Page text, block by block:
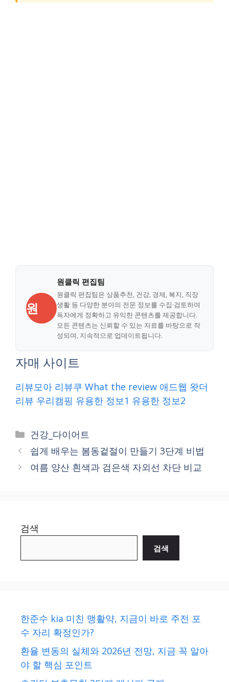
원
원클릭 편집팀
원클릭 편집팀은 상품추천, 건강, 경제, 복지, 직장
생활 등 다양한 분야의 전문 정보를 수집·검토하여
독자에게 정확하고 유익한 콘텐츠를 제공합니다.
모든 콘텐츠는 신뢰할 수 있는 자료를 바탕으로 작
성되며, 지속적으로 업데이트됩니다.
자매 사이트
리뷰모아 리뷰쿠 What the review 애드웹 왓더
리뷰 우리캠핑 유용한 정보1 유용한 정보2
Categories
건강_다이어트
쉽게 배우는 봄동겉절이 만들기 3단계 비법
여름 양산 흰색과 검은색 자외선 차단 비교
검색
검색
한준수 kia 미친 맹활약, 지금이 바로 주전 포
수 자리 확정인가?
환율 변동의 실체와 2026년 전망, 지금 꼭 알아
야 할 핵심 포인트